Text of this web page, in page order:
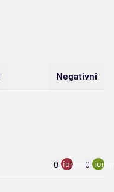
Negativni
0 ion:minus
0